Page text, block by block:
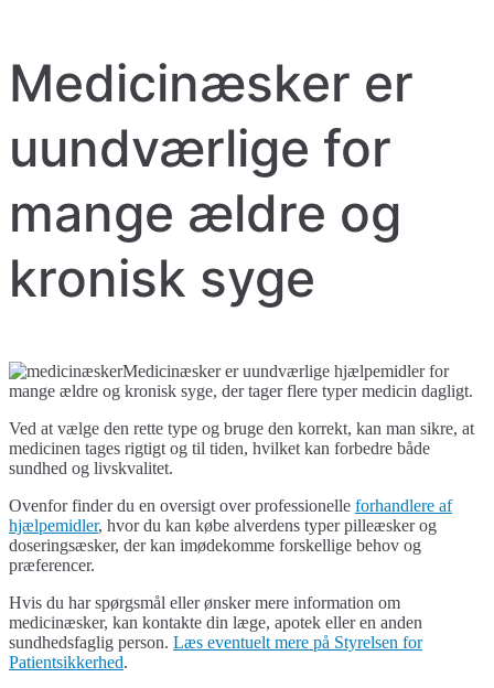
Medicinæsker er
uundværlige for
mange ældre og
kronisk syge
Medicinæsker er uundværlige hjælpemidler for
mange ældre og kronisk syge, der tager flere typer medicin dagligt.
Ved at vælge den rette type og bruge den korrekt, kan man sikre, at
medicinen tages rigtigt og til tiden, hvilket kan forbedre både
sundhed og livskvalitet.
Ovenfor finder du en oversigt over professionelle forhandlere af
hjælpemidler, hvor du kan købe alverdens typer pilleæsker og
doseringsæsker, der kan imødekomme forskellige behov og
præferencer.
Hvis du har spørgsmål eller ønsker mere information om
medicinæsker, kan kontakte din læge, apotek eller en anden
sundhedsfaglig person. Læs eventuelt mere på Styrelsen for
Patientsikkerhed.